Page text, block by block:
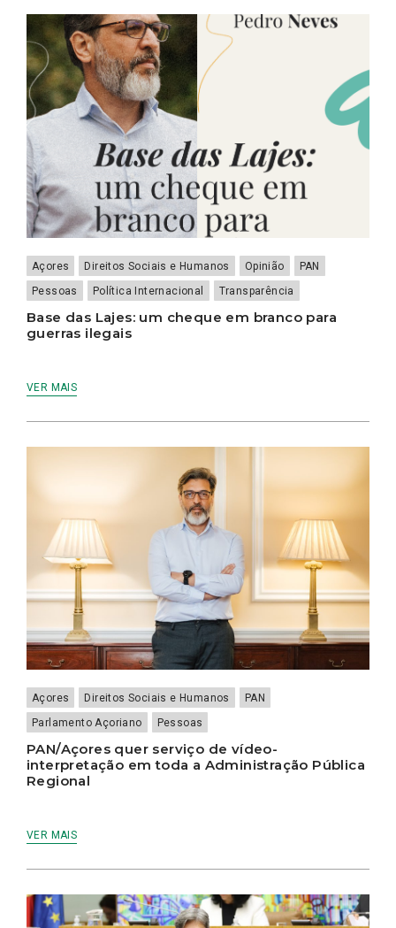
Açores Direitos Sociais e Humanos Opinião
PAN
Pessoas
Política Internacional Transparência
Base das Lajes: um cheque em branco para
guerras ilegais
VER MAIS
Açores Direitos Sociais e Humanos
PAN
Parlamento Açoriano
Pessoas
PAN/Açores quer serviço de vídeo-
interpretação em toda a Administração Pública
Regional
VER MAIS